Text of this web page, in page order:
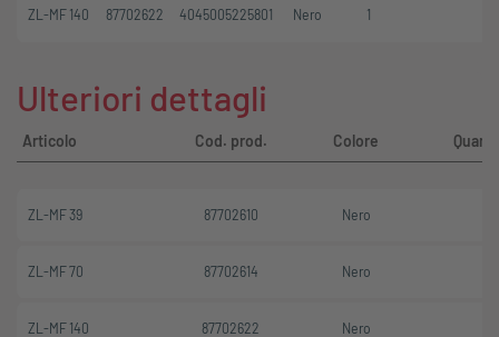
ZL-MF 140 87702622 4045005225801 Nero 1
Ulteriori dettagli
Articolo Cod. prod. Colore
ZL-MF 39 87702610 Nero
ZL-MF 70 87702614 Nero
ZL-MF 140 87702622 Nero